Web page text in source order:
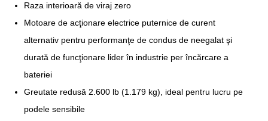
Raza interioară de viraj zero
Motoare de acţionare electrice puternice de curent
alternativ pentru performanţe de condus de neegalat şi
durată de funcţionare lider în industrie per încărcare a
bateriei
Greutate redusă 2.600 lb (1.179 kg), ideal pentru lucru pe
podele sensibile